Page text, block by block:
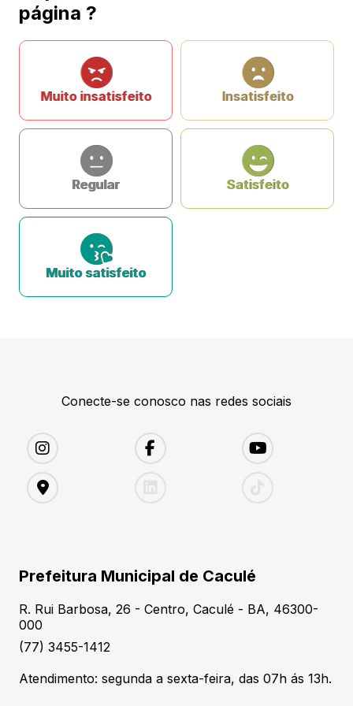
página ?
Muito insatisfeito Insatisfeito
Regular Satisfeito
Muito satisfeito
Conecte-se conosco nas redes sociais
Prefeitura Municipal de Caculé
R. Rui Barbosa, 26 - Centro, Caculé - BA, 46300-
000
(77) 3455-1412
Atendimento: segunda a sexta-feira, das 07h ás 13h.